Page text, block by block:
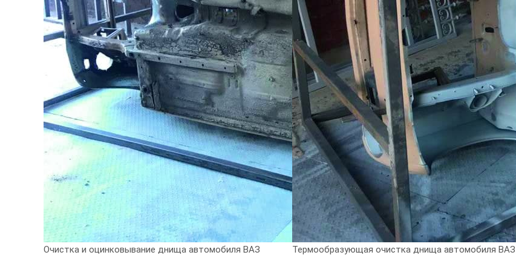
Очистка и оцинковывание днища автомобиля ВАЗ
Термообразующая очистка днища автомобиля ВАЗ